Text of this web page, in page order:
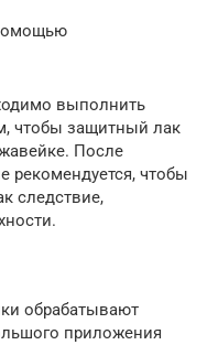
выполнить
чтобы защитный лак
После
рекомендуется, чтобы
следствие,
обрабатывают
приложения